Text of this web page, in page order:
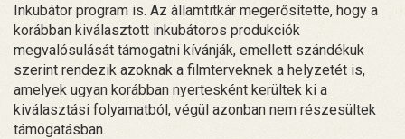
Inkubátor program is. Az államtitkár megerősítette, hogy a
korábban kiválasztott inkubátoros produkciók
megvalósulását támogatni kívánják, emellett szándékuk
szerint rendezik azoknak a filmterveknek a helyzetét is,
amelyek ugyan korábban nyertesként kerültek ki a
kiválasztási folyamatból, végül azonban nem részesültek
támogatásban.